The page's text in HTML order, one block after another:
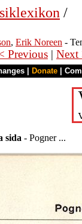
/
, Erik Noreen -
Previous | Next
Donate
sida - Pogner ...